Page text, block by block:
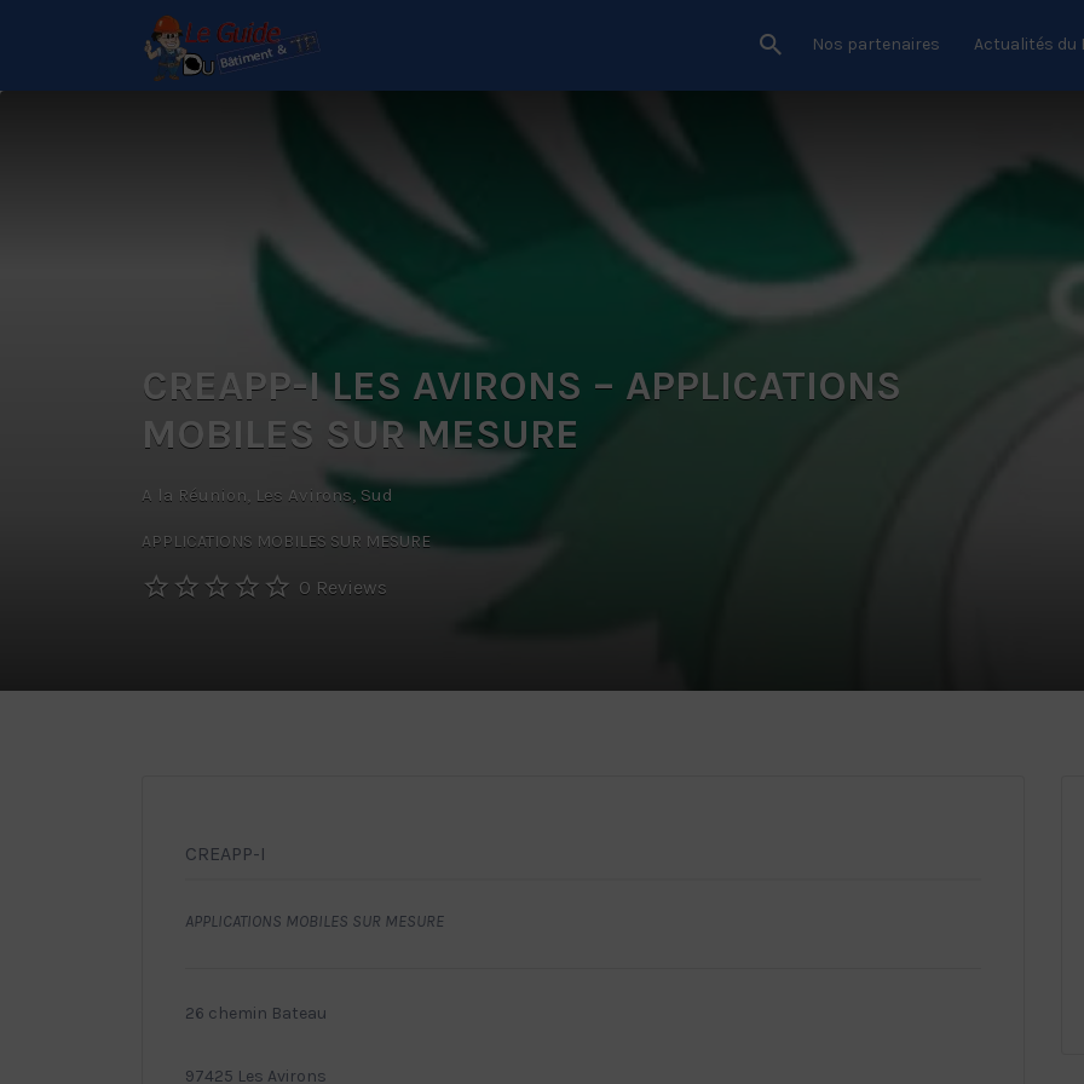
Nos partenaires Actualités du
Rechercher:
CREAPP-I LES AVIRONS – APPLICATIONS
MOBILES SUR MESURE
A la Réunion, Les Avirons, Sud
APPLICATIONS MOBILES SUR MESURE
0 Reviews
CREAPP-I
APPLICATIONS MOBILES SUR MESURE
26 chemin Bateau
97425 Les Avirons